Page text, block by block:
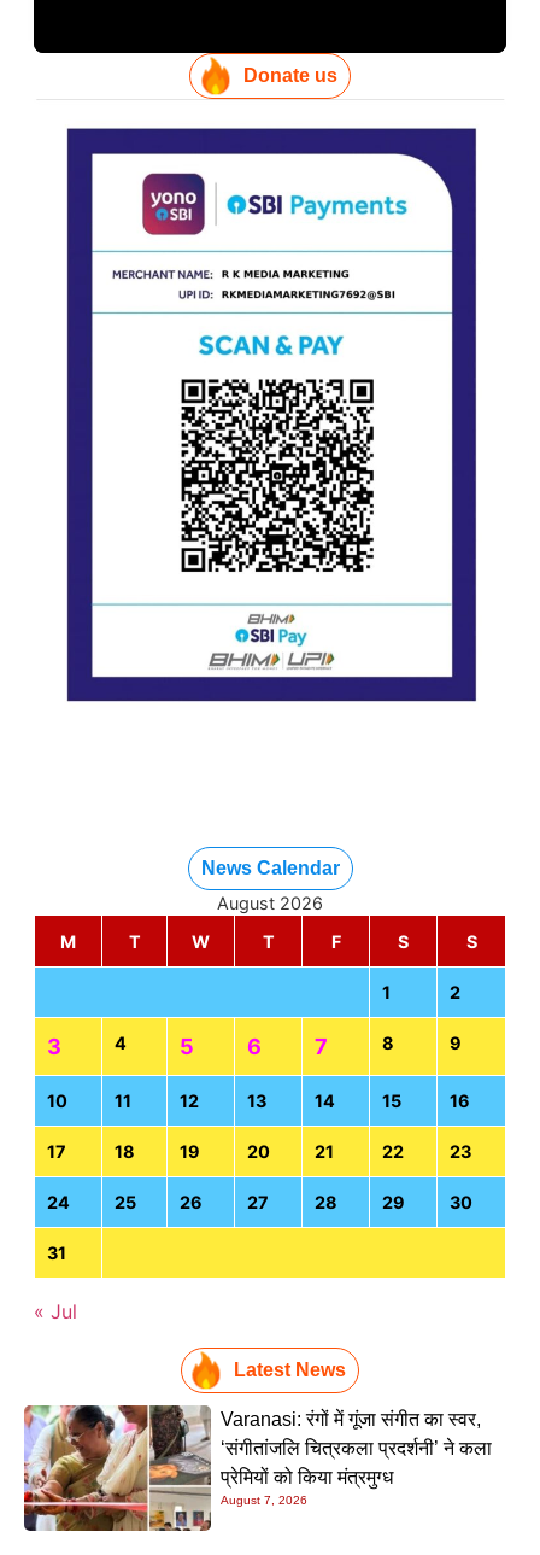
Donate us
News Calendar
August 2026
M
T W T F S S
1 2
3 4 5 6 7 8 9
10 11 12 13 14 15 16
17 18 19 20 21 22 23
24 25 26 27 28 29 30
31
« Jul
Latest News
Varanasi: रंगों में गूंजा संगीत का स्वर,
‘संगीतांजलि चित्रकला प्रदर्शनी’ ने कला
प्रेमियों को किया मंत्रमुग्ध
August 7, 2026